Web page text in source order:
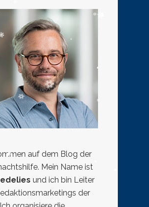
auf dem Blog der
Mein Name ist
und ich bin Leiter
der